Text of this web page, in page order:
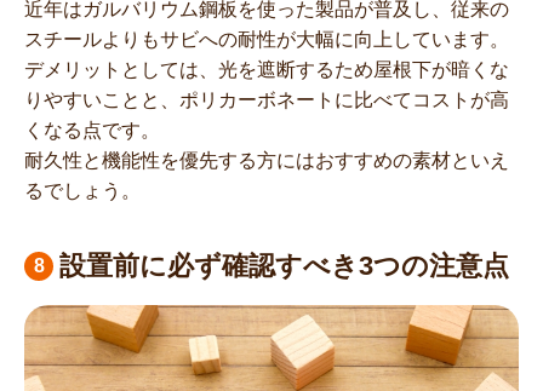
近年はガルバリウム鋼板を使った製品が普及し、従来の
スチールよりもサビへの耐性が大幅に向上しています。
デメリットとしては、光を遮断するため屋根下が暗くな
りやすいことと、ポリカーボネートに比べてコストが高
くなる点です。
耐久性と機能性を優先する方にはおすすめの素材といえ
るでしょう。
設置前に必ず確認すべき3つの注意点